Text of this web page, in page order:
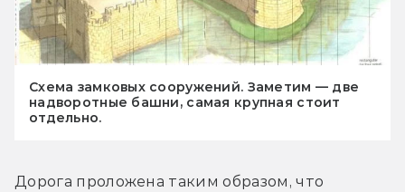
Схема замковых сооружений. Заметим — две
надворотные башни, самая крупная стоит
отдельно.
Дорога проложена таким образом, что